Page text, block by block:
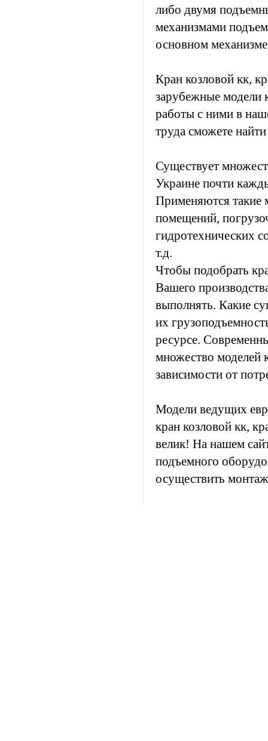
либо двумя
механизмами
основном
Кран козловой кк,
зарубежные модели
работы с ними в
труда сможете
Существует
Украине почти
Применяются такие
помещений,
гидротехнических
т.д.
Чтобы подобрать
Вашего
выполнять. Какие
их
ресурсе.
множество моделей
зависимости от
Модели ведущих
кран козловой кк,
велик! На нашем
подъемного
осуществить